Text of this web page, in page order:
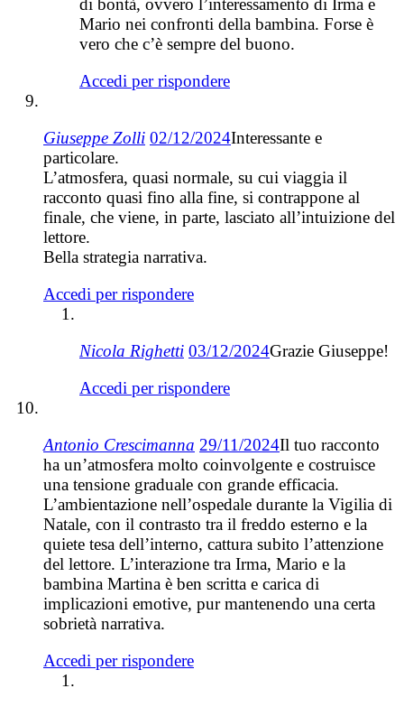
di bontà, ovvero l’interessamento di Irma e
Mario nei confronti della bambina. Forse è
vero che c’è sempre del buono.
Accedi per rispondere
Giuseppe Zolli 02/12/2024Interessante e
particolare.
L’atmosfera, quasi normale, su cui viaggia il
racconto quasi fino alla fine, si contrappone al
finale, che viene, in parte, lasciato all’intuizione del
lettore.
Bella strategia narrativa.
Accedi per rispondere
Nicola Righetti 03/12/2024Grazie Giuseppe!
Accedi per rispondere
Antonio Crescimanna 29/11/2024Il tuo racconto
ha un’atmosfera molto coinvolgente e costruisce
una tensione graduale con grande efficacia.
L’ambientazione nell’ospedale durante la Vigilia di
Natale, con il contrasto tra il freddo esterno e la
quiete tesa dell’interno, cattura subito l’attenzione
del lettore. L’interazione tra Irma, Mario e la
bambina Martina è ben scritta e carica di
implicazioni emotive, pur mantenendo una certa
sobrietà narrativa.
Accedi per rispondere